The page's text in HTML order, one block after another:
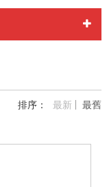
排序： 最新 最舊